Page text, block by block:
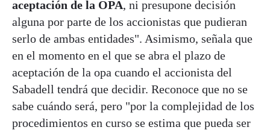
aceptación de la OPA, ni presupone decisión
alguna por parte de los accionistas que pudieran
serlo de ambas entidades". Asimismo, señala que
en el momento en el que se abra el plazo de
aceptación de la opa cuando el accionista del
Sabadell tendrá que decidir. Reconoce que no se
sabe cuándo será, pero "por la complejidad de los
procedimientos en curso se estima que pueda ser